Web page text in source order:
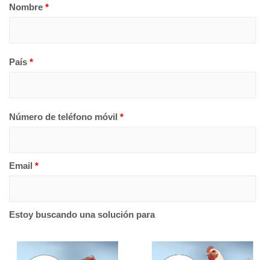
Nombre *
País *
Número de teléfono móvil *
Email *
Estoy buscando una solución para